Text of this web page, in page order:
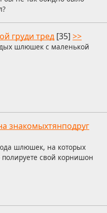
груди тред [35] >>
шлюшек с маленькой
знакомыхтянподруг
шлюшек, на которых
полируете свой корнишон